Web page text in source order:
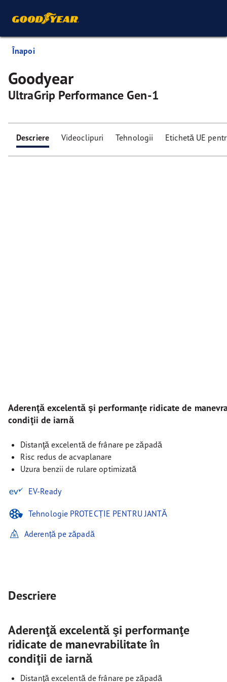
Înapoi
Goodyear
UltraGrip Performance Gen-1
Descriere Videoclipuri Tehnologii Etichetă UE
Aderenţă excelentă şi performanţe ridicate de
condiţii de iarnă
Distanţă excelentă de frânare pe zăpadă
Risc redus de acvaplanare
Uzura benzii de rulare optimizată
EV-Ready
Tehnologie PROTECȚIE PENTRU JANTĂ
Aderență pe zăpadă
Descriere
Aderenţă excelentă şi performanţe
ridicate de manevrabilitate în
condiţii de iarnă
Distanţă excelentă de frânare pe zăpadă